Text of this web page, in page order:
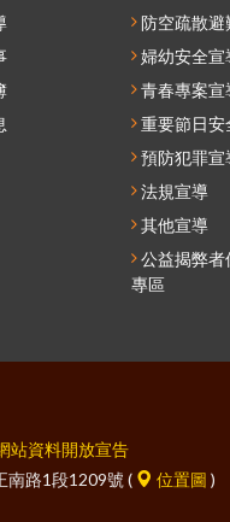
防空疏散避
婦幼安全宣
青春專案宣
重要節日安
預防犯罪宣
法規宣導
其他宣導
公益揭弊者
專區
站資料開放宣告
南路1段1209號 (
位置圖 )